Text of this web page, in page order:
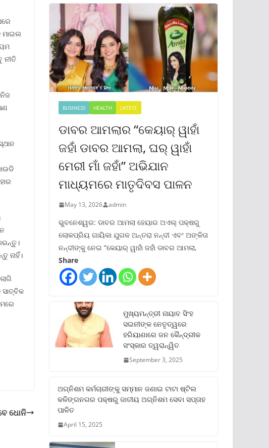
ମାଇଲ
ନୀତି
ନାହିଁ।
ଧୋନି
BUSINESS HEALTH LATEST
ଡାବର ଆମଲାର “କେୟାର୍ ୱାହାଁ
ଜହାଁ ଡାବର ଆମଲା, ଘର୍ ୱାହାଁ
ମେରୀ ମାଁ ଜହାଁ” ଅଭିଯାନ
ମାଧ୍ୟମରେ ମାତୃଦିବସ ପାଳନ
May 13, 2026 admin
ଭୁବନେଶ୍ୱର: ଡାବର ଆମଲା ହେୟାର ଅଏଲ୍ ପକ୍ଷରୁ
ଲୋକପ୍ରିୟ ଗାୟିକା ଯୁଗଳ ଅନ୍ତରା ନନ୍ଦୀ ଏବଂ ଅଙ୍କିତା
ନନ୍ଦୀଙ୍କୁ ନେଇ “କେୟାର୍ ୱାହାଁ ଜହାଁ ଡାବର ଆମଲା,
Share
ମୁଖ୍ୟମନ୍ତ୍ରୀ ନାୟାବ ସିଂହ
ସଇନୀଙ୍କ ନେତୃତ୍ୱରେ
ହରିୟାଣାରେ ଜନ କୈନ୍ଦ୍ରୀକ
ସଂସ୍କାର ତ୍ୱରାନ୍ୱିତ
September 3, 2025
ଅଗ୍ନିଶମ କର୍ମଚାରୀଙ୍କୁ ସମ୍ମାନ ଜଣାଇ ଟାଟା ଷ୍ଟିଲ
କଳିଙ୍ଗନଗର ପକ୍ଷରୁ ଜାତୀୟ ଅଗ୍ନିଶମ ସେବା ସପ୍ତାହ
ପାଳିତ
April 15, 2025